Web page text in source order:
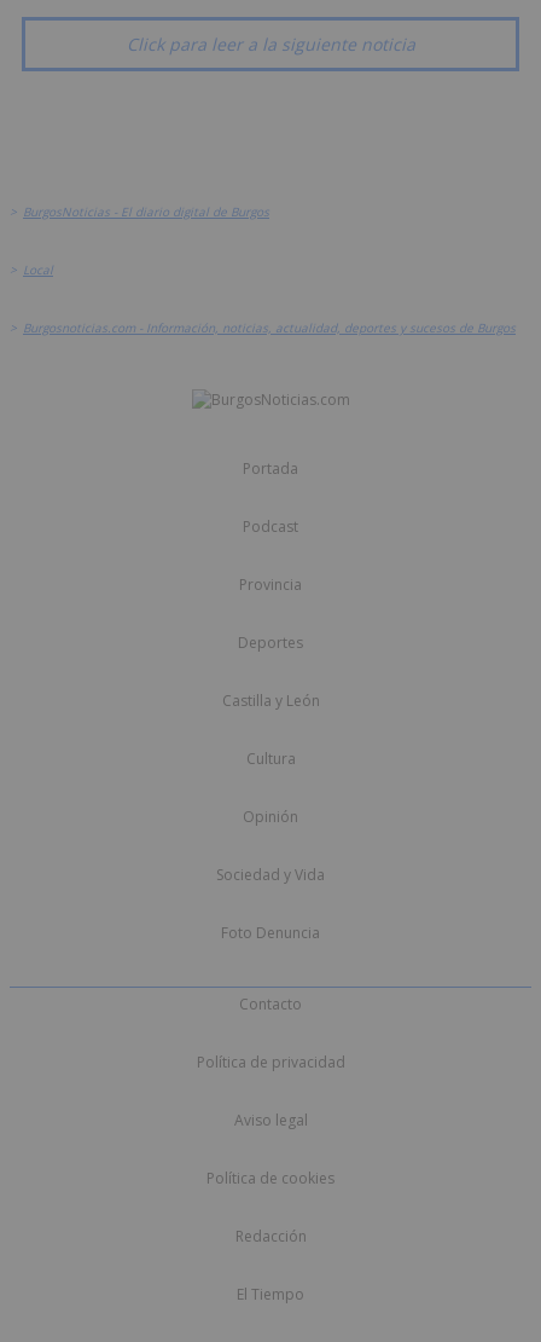
Click para leer a la siguiente noticia
> BurgosNoticias - El diario digital de Burgos
> Local
> Burgosnoticias.com - Información, noticias, actualidad, deportes y sucesos de Burgos
Portada
Podcast
Provincia
Deportes
Castilla y León
Cultura
Opinión
Sociedad y Vida
Foto Denuncia
Contacto
Política de privacidad
Aviso legal
Política de cookies
Redacción
El Tiempo